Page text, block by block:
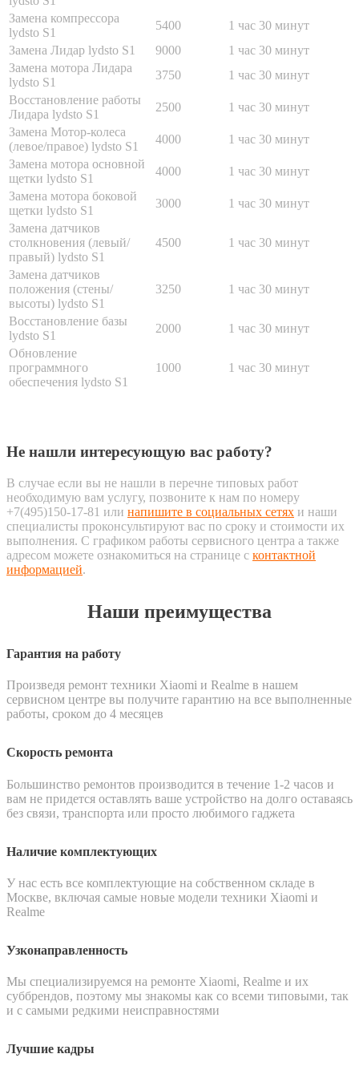
Замена компрессора
lydsto S1
5400
1 час 30 минут
Замена Лидар lydsto S1
9000
1 час 30 минут
Замена мотора Лидара
lydsto S1
3750
1 час 30 минут
Восстановление работы
Лидара lydsto S1
2500
1 час 30 минут
Замена Мотор-колеса
(левое/правое) lydsto S1
4000
1 час 30 минут
Замена мотора основной
щетки lydsto S1
4000
1 час 30 минут
Замена мотора боковой
щетки lydsto S1
3000
1 час 30 минут
Замена датчиков
столкновения (левый/
правый) lydsto S1
4500 1 час 30 минут
Замена датчиков
положения (стены/
высоты) lydsto S1
3250 1 час 30 минут
Восстановление базы
lydsto S1
2000
1 час 30 минут
Обновление
программного
обеспечения lydsto S1
1000 1 час 30 минут
Не нашли интересующую вас работу?
В случае если вы не нашли в перечне типовых работ
необходимую вам услугу, позвоните к нам по номеру
+7(495)150-17-81 или напишите в социальных сетях и наши
специалисты проконсультируют вас по сроку и стоимости их
выполнения. С графиком работы сервисного центра а также
адресом можете ознакомиться на странице с контактной
информацией.
Наши преимущества
Гарантия на работу
Произведя ремонт техники Xiaomi и Realme в нашем
сервисном центре вы получите гарантию на все выполненные
работы, сроком до 4 месяцев
Скорость ремонта
Большинство ремонтов производится в течение 1-2 часов и
вам не придется оставлять ваше устройство на долго оставаясь
без связи, транспорта или просто любимого гаджета
Наличие комплектующих
У нас есть все комплектующие на собственном складе в
Москве, включая самые новые модели техники Xiaomi и
Realme
Узконаправленность
Мы специализируемся на ремонте Xiaomi, Realme и их
суббрендов, поэтому мы знакомы как со всеми типовыми, так
и с самыми редкими неисправностями
Лучшие кадры